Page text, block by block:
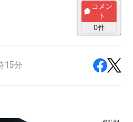
コメン
ト
0件
15分